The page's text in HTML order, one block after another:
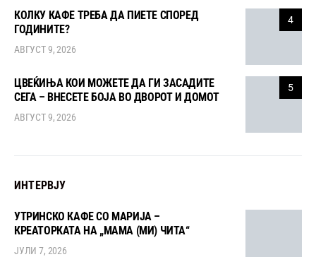
4
КОЛКУ КАФЕ ТРЕБА ДА ПИЕТЕ СПОРЕД
ГОДИНИТЕ?
АВГУСТ 9, 2026
5
ЦВЕЌИЊА КОИ МОЖЕТЕ ДА ГИ ЗАСАДИТЕ
СЕГА – ВНЕСЕТЕ БОЈА ВО ДВОРОТ И ДОМОТ
АВГУСТ 9, 2026
ИНТЕРВЈУ
УТРИНСКО КАФЕ СО МАРИЈА –
КРЕАТОРКАТА НА „МАМА (МИ) ЧИТА“
ЈУЛИ 7, 2026